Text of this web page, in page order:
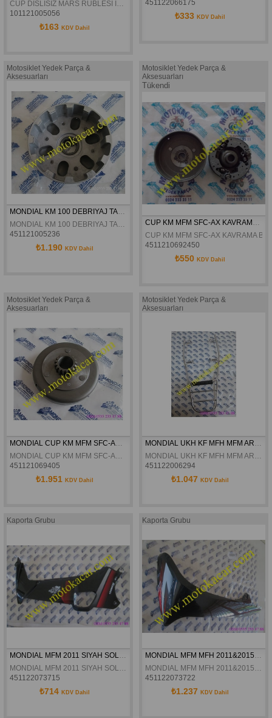
CUP DISLISIZ MARS RUBLESI IÇTEN VIDALI
101121005056
₺163 KDV Dahil
451122066175
₺333 KDV Dahil
Motosiklet Yedek Parça &
Aksesuarları
MONDIAL KM 100 DEBRIYAJ TASI VE DISLISI ORJINAL
MONDIAL KM 100 DEBRIYAJ TASI VE DISLISI ORJINAL
451121005236
₺1.190 KDV Dahil
Motosiklet Yedek Parça &
Aksesuarları
Tükendi
CUP KM MFM SFC-AX KAVRAMA BALATASI ORJİNAL
CUP KM MFM SFC-AX KAVRAMA
4511210692450
₺550 KDV Dahil
Motosiklet Yedek Parça &
Aksesuarları
MONDIAL CUP KM MFM SFC-AX KAVRAMA DIS TASI GÖVDESI ORJINAL
MONDIAL CUP KM MFM SFC-AX KAVRAMA DIS TASI GÖVDESI ORJINAL
451121069405
₺1.951 KDV Dahil
Motosiklet Yedek Parça &
Aksesuarları
MONDIAL UKH KF MFH MFM ARKA PORTBAGAJ ORJINAL
MONDIAL UKH KF MFH MFM ARKA PORTBAGAJ ORJINAL
451122006294
₺1.047 KDV Dahil
Kaporta Grubu
MONDIAL MFM 2011 SIYAH SOL IÇ RÜZGARLIK ORJINAL
MONDIAL MFM 2011 SIYAH SOL IÇ RÜZGARLIK ORJINAL
451122073715
₺714 KDV Dahil
Kaporta Grubu
MONDIAL MFM MFH 2011&2015 SIYAH SOL DIS RÜZGARLIK ORJINAL
MONDIAL MFM MFH 2011&2015 SIYAH SOL DIS RÜZGARLIK ORJINAL
451122073722
₺1.237 KDV Dahil